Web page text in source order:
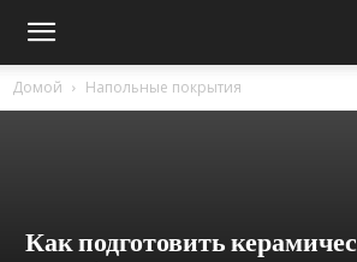
Домой Напольные покрытия
Как подготовить